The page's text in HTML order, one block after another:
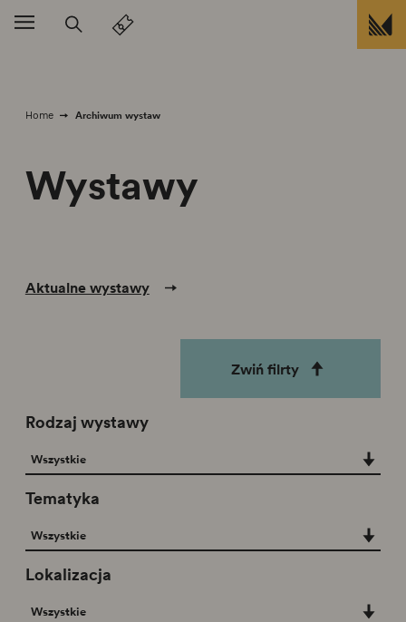
Home Archiwum wystaw
Wystawy
Aktualne wystawy
Zwiń filrty
Rodzaj wystawy
Rodzaj wystawy
Wszystkie
Tematyka
Tematyka
Wszystkie
Lokalizacja
Lokalizacja
Wszystkie